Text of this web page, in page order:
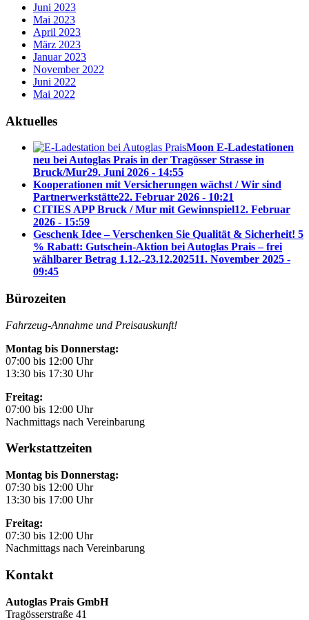
Juni 2023
Mai 2023
April 2023
März 2023
Januar 2023
November 2022
Juni 2022
Mai 2022
Aktuelles
Moon E-Ladestationen
neu bei Autoglas Prais in der Tragösser Strasse in
Bruck/Mur29. Juni 2026 - 14:55
Kooperationen mit Versicherungen wächst / Wir sind
Partnerwerkstätte22. Februar 2026 - 10:21
CITIES APP Bruck / Mur mit Gewinnspiel12. Februar
2026 - 15:59
Geschenk Idee – Verschenken Sie Qualität & Sicherheit! 5
% Rabatt: Gutschein-Aktion bei Autoglas Prais – frei
wählbarer Betrag 1.12.-23.12.202511. November 2025 -
09:45
Bürozeiten
Fahrzeug-Annahme und Preisauskunft!
Montag bis Donnerstag:
07:00 bis 12:00 Uhr
13:30 bis 17:30 Uhr
Freitag:
07:00 bis 12:00 Uhr
Nachmittags nach Vereinbarung
Werkstattzeiten
Montag bis Donnerstag:
07:30 bis 12:00 Uhr
13:30 bis 17:00 Uhr
Freitag:
07:30 bis 12:00 Uhr
Nachmittags nach Vereinbarung
Kontakt
Autoglas Prais GmbH
Tragösserstraße 41